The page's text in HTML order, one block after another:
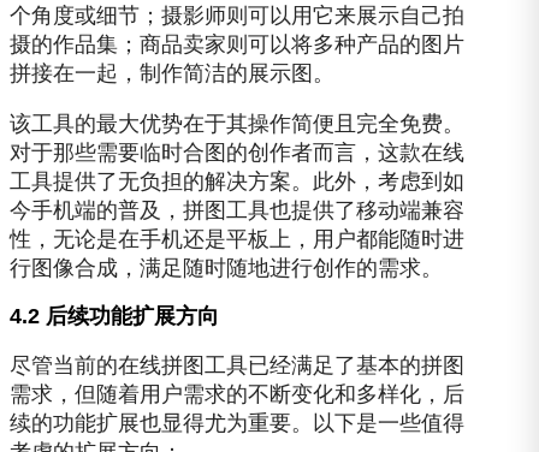
个角度或细节；摄影师则可以用它来展示自己拍
摄的作品集；商品卖家则可以将多种产品的图片
拼接在一起，制作简洁的展示图。
该工具的最大优势在于其操作简便且完全免费。
对于那些需要临时合图的创作者而言，这款在线
工具提供了无负担的解决方案。此外，考虑到如
今手机端的普及，拼图工具也提供了移动端兼容
性，无论是在手机还是平板上，用户都能随时进
行图像合成，满足随时随地进行创作的需求。
4.2 后续功能扩展方向
尽管当前的在线拼图工具已经满足了基本的拼图
需求，但随着用户需求的不断变化和多样化，后
续的功能扩展也显得尤为重要。以下是一些值得